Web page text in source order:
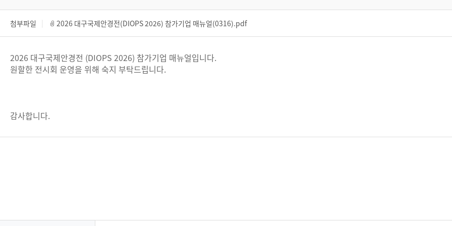
첨부파일 2026 대구국제안경전(DIOPS 2026) 참가기업 매뉴얼(0316).pdf
2026 대구국제안경전 (DIOPS 2026) 참가기업 매뉴얼입니다.
원할한 전시회 운영을 위해 숙지 부탁드립니다.
감사합니다.